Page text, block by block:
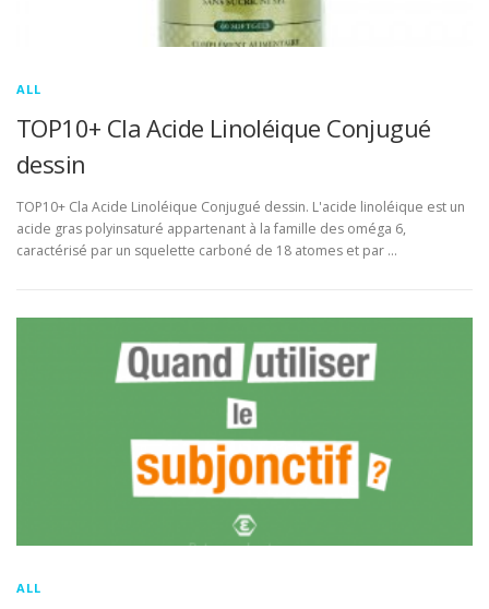
ALL
TOP10+ Cla Acide Linoléique Conjugué
dessin
TOP10+ Cla Acide Linoléique Conjugué dessin. L'acide linoléique est un
acide gras polyinsaturé appartenant à la famille des oméga 6,
caractérisé par un squelette carboné de 18 atomes et par …
ALL